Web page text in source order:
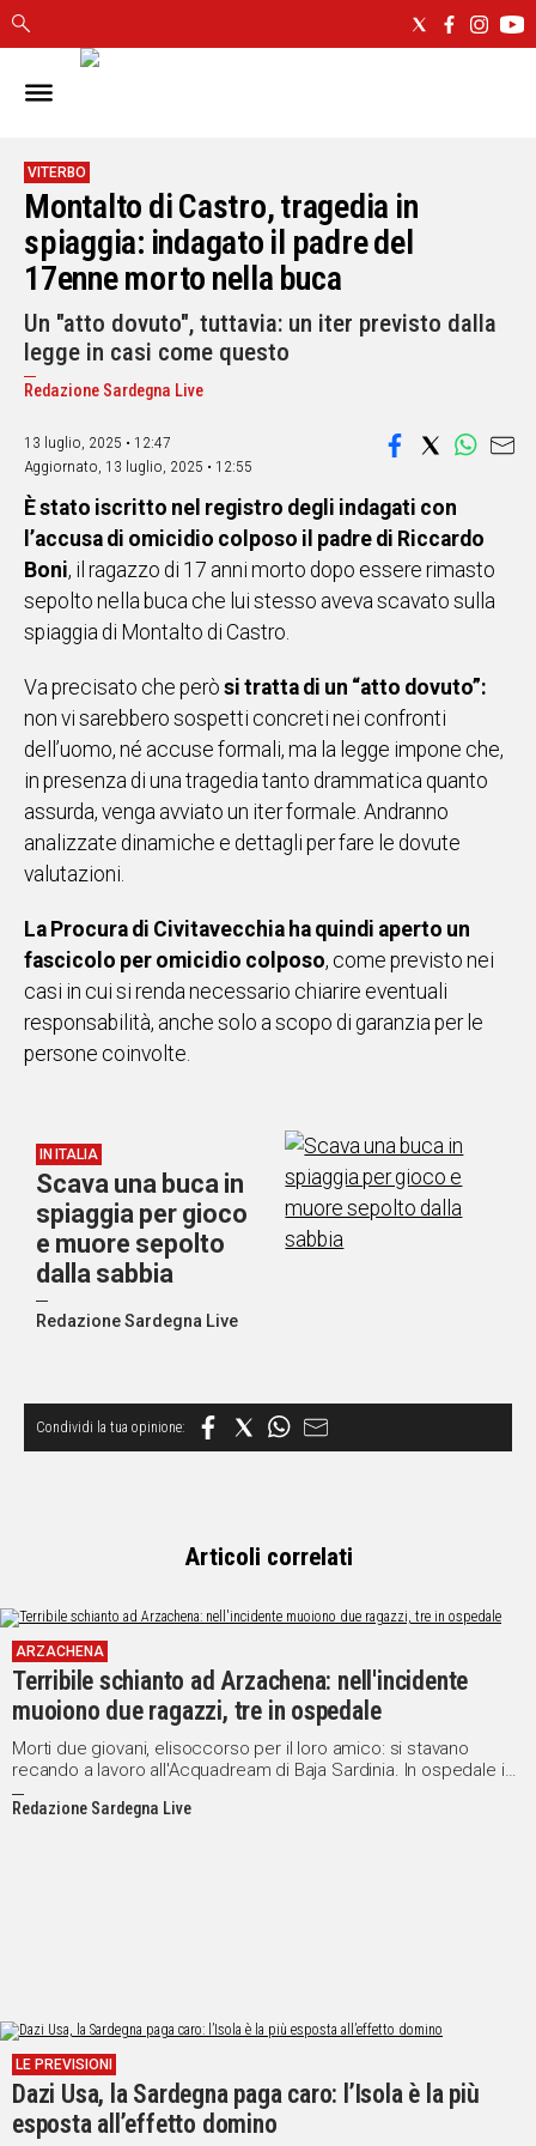
IN
CAGLIARI
SASSARI
NUORO
ORISTANO
SULCIS
GALLURA
OGLIASTRA
MEDIO
ALTRE
NOTIZIE
POLITICA
IN
ITALIA
NEL
MONDO
SPORT
EVENTI
STORIE
VIDEO
UNISCITI
AL CANALE
WHATSAPP
VITERBO
Montalto di Castro, tragedia in
spiaggia: indagato il padre del
17enne morto nella buca
Un "atto dovuto", tuttavia: un iter previsto dalla
legge in casi come questo
Redazione Sardegna Live
13 luglio, 2025 • 12:47
Aggiornato, 13 luglio, 2025 • 12:55
È stato iscritto nel registro degli indagati con
l’accusa di omicidio colposo il padre di Riccardo
Boni, il ragazzo di 17 anni morto dopo essere rimasto
sepolto nella buca che lui stesso aveva scavato sulla
spiaggia di Montalto di Castro.
Va precisato che però si tratta di un “atto dovuto”:
non vi sarebbero sospetti concreti nei confronti
dell’uomo, né accuse formali, ma la legge impone che,
in presenza di una tragedia tanto drammatica quanto
assurda, venga avviato un iter formale. Andranno
analizzate dinamiche e dettagli per fare le dovute
valutazioni.
La Procura di Civitavecchia ha quindi aperto un
fascicolo per omicidio colposo, come previsto nei
casi in cui si renda necessario chiarire eventuali
responsabilità, anche solo a scopo di garanzia per le
persone coinvolte.
IN ITALIA
Scava una buca in
spiaggia per gioco
e muore sepolto
dalla sabbia
Redazione Sardegna Live
Articoli correlati
ARZACHENA
Terribile schianto ad Arzachena: nell'incidente
muoiono due ragazzi, tre in ospedale
Morti due giovani, elisoccorso per il loro amico: si stavano
recando a lavoro all'Acquadream di Baja Sardinia. In ospedale in
codice rosso anche le occupanti del Suv
Redazione Sardegna Live
LE PREVISIONI
Dazi Usa, la Sardegna paga caro: l’Isola è la più
esposta all’effetto domino